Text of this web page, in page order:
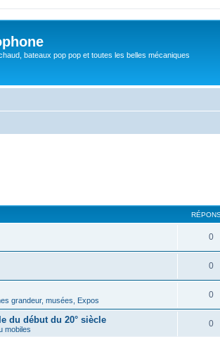
bateaux pop pop et toutes les belles mécaniques
0
0
grandeur, musées, Expos
0
du début du 20° siècle
mobiles
0